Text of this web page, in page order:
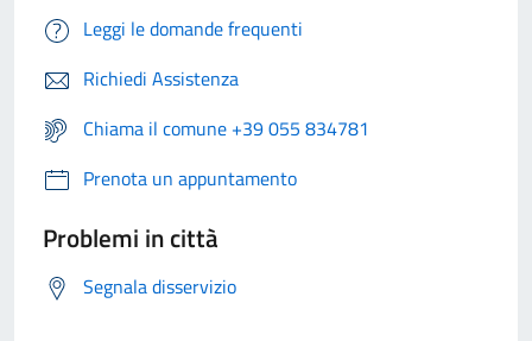
Leggi le domande frequenti
Richiedi Assistenza
Chiama il comune +39 055 834781
Prenota un appuntamento
Problemi in città
Segnala disservizio